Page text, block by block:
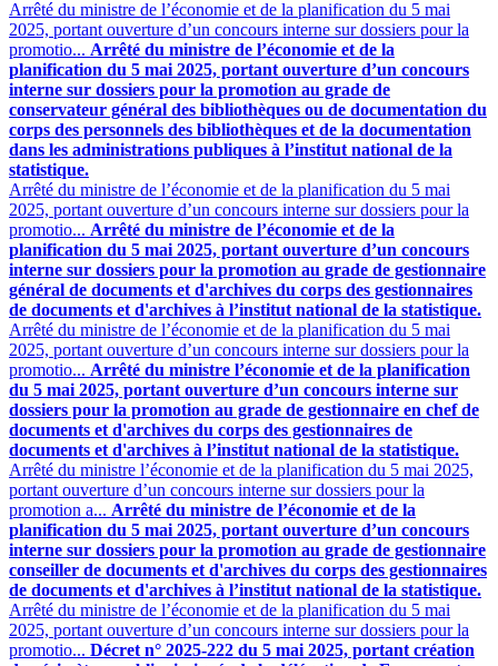
Arrêté du ministre de l’économie et de la planification du 5 mai
2025, portant ouverture d’un concours interne sur dossiers pour la
promotio... Arrêté du ministre de l’économie et de la
planification du 5 mai 2025, portant ouverture d’un concours
interne sur dossiers pour la promotion au grade de
conservateur général des bibliothèques ou de documentation du
corps des personnels des bibliothèques et de la documentation
dans les administrations publiques à l’institut national de la
statistique.
Arrêté du ministre de l’économie et de la planification du 5 mai
2025, portant ouverture d’un concours interne sur dossiers pour la
promotio... Arrêté du ministre de l’économie et de la
planification du 5 mai 2025, portant ouverture d’un concours
interne sur dossiers pour la promotion au grade de gestionnaire
général de documents et d'archives du corps des gestionnaires
de documents et d'archives à l’institut national de la statistique.
Arrêté du ministre de l’économie et de la planification du 5 mai
2025, portant ouverture d’un concours interne sur dossiers pour la
promotio... Arrêté du ministre l’économie et de la planification
du 5 mai 2025, portant ouverture d’un concours interne sur
dossiers pour la promotion au grade de gestionnaire en chef de
documents et d'archives du corps des gestionnaires de
documents et d'archives à l’institut national de la statistique.
Arrêté du ministre l’économie et de la planification du 5 mai 2025,
portant ouverture d’un concours interne sur dossiers pour la
promotion a... Arrêté du ministre de l’économie et de la
planification du 5 mai 2025, portant ouverture d’un concours
interne sur dossiers pour la promotion au grade de gestionnaire
conseiller de documents et d'archives du corps des gestionnaires
de documents et d'archives à l’institut national de la statistique.
Arrêté du ministre de l’économie et de la planification du 5 mai
2025, portant ouverture d’un concours interne sur dossiers pour la
promotio... Décret n° 2025-222 du 5 mai 2025, portant création